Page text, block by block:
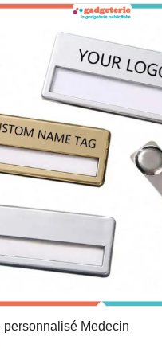
personnalisé Medecin